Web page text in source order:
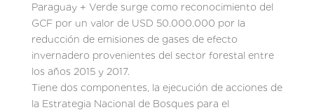
Paraguay + Verde surge como reconocimiento del
GCF por un valor de USD 50.000.000 por la
reducción de emisiones de gases de efecto
invernadero provenientes del sector forestal entre
los años 2015 y 2017.
Tiene dos componentes, la ejecución de acciones de
la Estrategia Nacional de Bosques para el